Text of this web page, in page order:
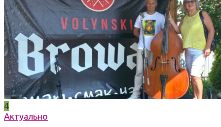
4
Актуально